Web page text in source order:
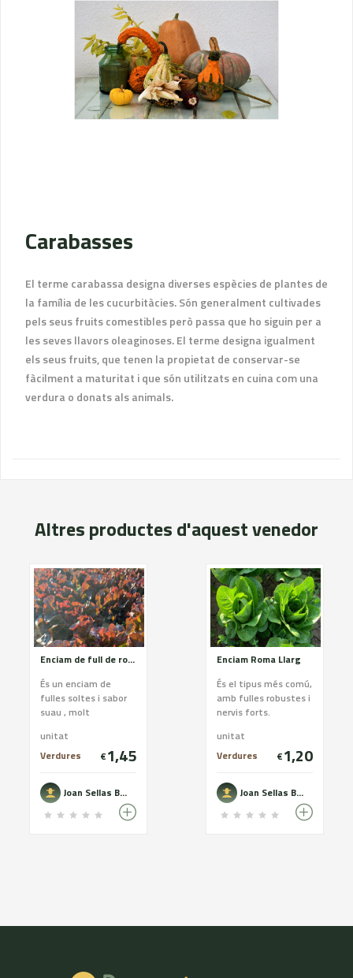
Carabasses
El terme carabassa designa diverses espècies de plantes de
la família de les cucurbitàcies. Són generalment cultivades
pels seus fruits comestibles però passa que ho siguin per a
les seves llavors oleaginoses. El terme designa igualment
els seus fruits, que tenen la propietat de conservar-se
fàcilment a maturitat i que són utilitzats en cuina com una
verdura o donats als animals.
Altres productes d'aquest venedor
Enciam de full de roure vermella
És un enciam de
fulles soltes i sabor
suau , molt
color que aporten a
les amanides
unitat
Verdures
€1,45
Joan Sellas Boquet
Enciam Roma Llarg
És el tipus més comú,
amb fulles robustes i
nervis forts.
posa en les amanides
i en entrepans, per
unitat
Verdures
€1,20
Joan Sellas Boquet